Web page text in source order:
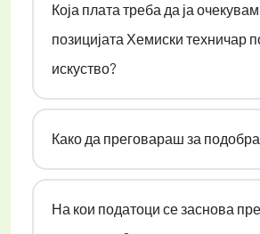
Која плата треба да ја
позицијата Хемиски техничар
искуство?
Како да преговараш за
На кои податоци се заснова